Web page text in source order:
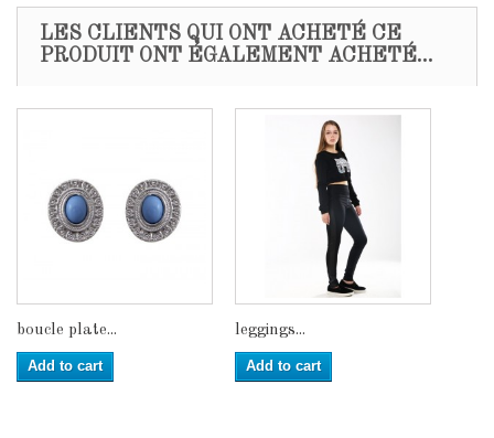
LES CLIENTS QUI ONT ACHETÉ CE
PRODUIT ONT ÉGALEMENT ACHETÉ...
boucle plate...
Add to cart
leggings...
Add to cart